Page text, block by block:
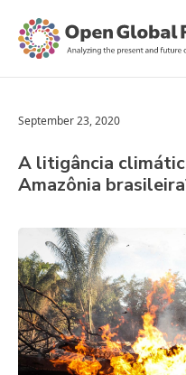
September 23, 2020
A litigância
Amazônia